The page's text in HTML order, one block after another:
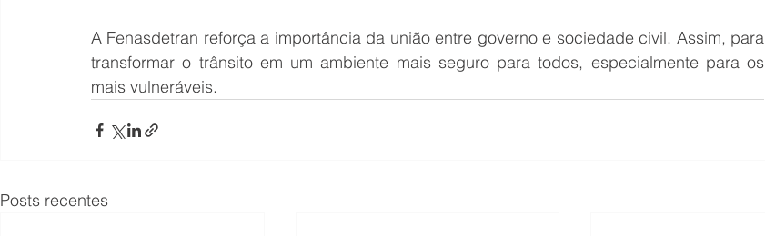
A Fenasdetran reforça a importância da união entre governo e sociedade civil. Assim, para
transformar o trânsito em um ambiente mais seguro para todos, especialmente para os
mais vulneráveis.
Posts recentes